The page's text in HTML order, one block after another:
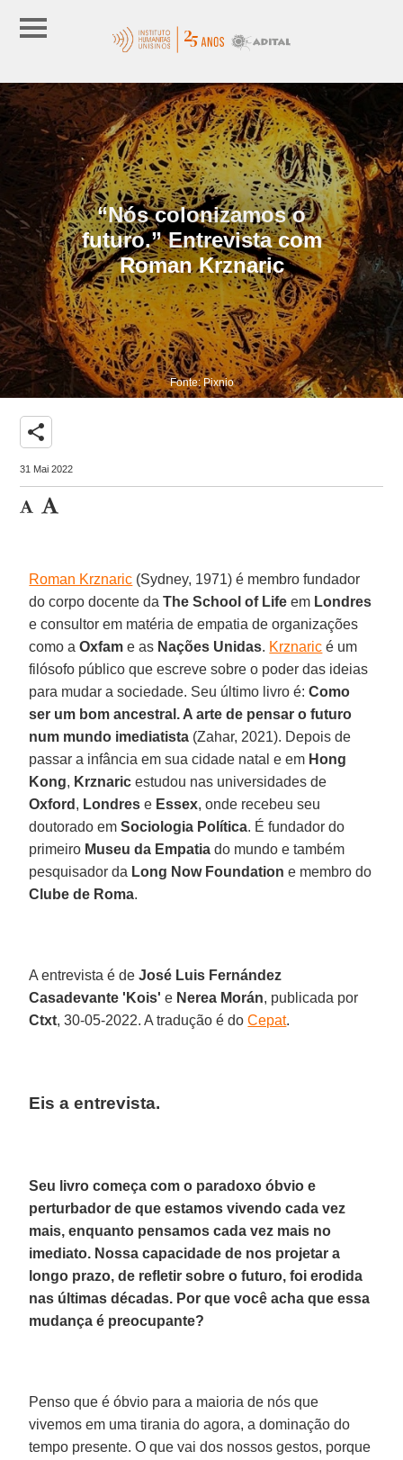
“Nós colonizamos o
futuro.” Entrevista com
Roman Krznaric
Fonte: Pixnio
share
31 Mai 2022
Roman Krznaric (Sydney, 1971) é membro fundador
do corpo docente daThe School of Life em Londres
e consultor em matéria de empatia de organizações
como aOxfam e as Nações Unidas. Krznaric é um
filósofo público que escreve sobre o poder das ideias
para mudar a sociedade. Seu último livro é:Como
ser um bom ancestral. A arte de pensar o futuro
num mundo imediatista (Zahar, 2021). Depois de
passar a infância em sua cidade natal e em Hong
Kong, Krznaric estudou nas universidades de
Oxford , Londres e Essex, onde recebeu seu
doutorado emSociologia Política. É fundador do
primeiro Museu da Empatia do mundo e também
pesquisador da Long Now Foundation e membro do
Clube de Roma.
A entrevista é deJosé Luis Fernández
Casadevante 'Kois' e Nerea Morán, publicada por
Ctxt, 30-05-2022. A tradução é doCepat.
Eis a entrevista.
Seu livro começa com o paradoxo óbvio e
perturbador de que estamos vivendo cada vez
mais, enquanto pensamos cada vez mais no
imediato. Nossa capacidade de nos projetar a
longo prazo, de refletir sobre o futuro, foi erodida
nas últimas décadas. Por que você acha que essa
mudança é preocupante?
Penso que é óbvio para a maioria de nós que
vivemos em uma tirania do agora, a dominação do
tempo presente. O que vai dos nossos gestos, porque